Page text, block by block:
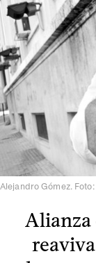
Alejandro Gómez.
Alianza